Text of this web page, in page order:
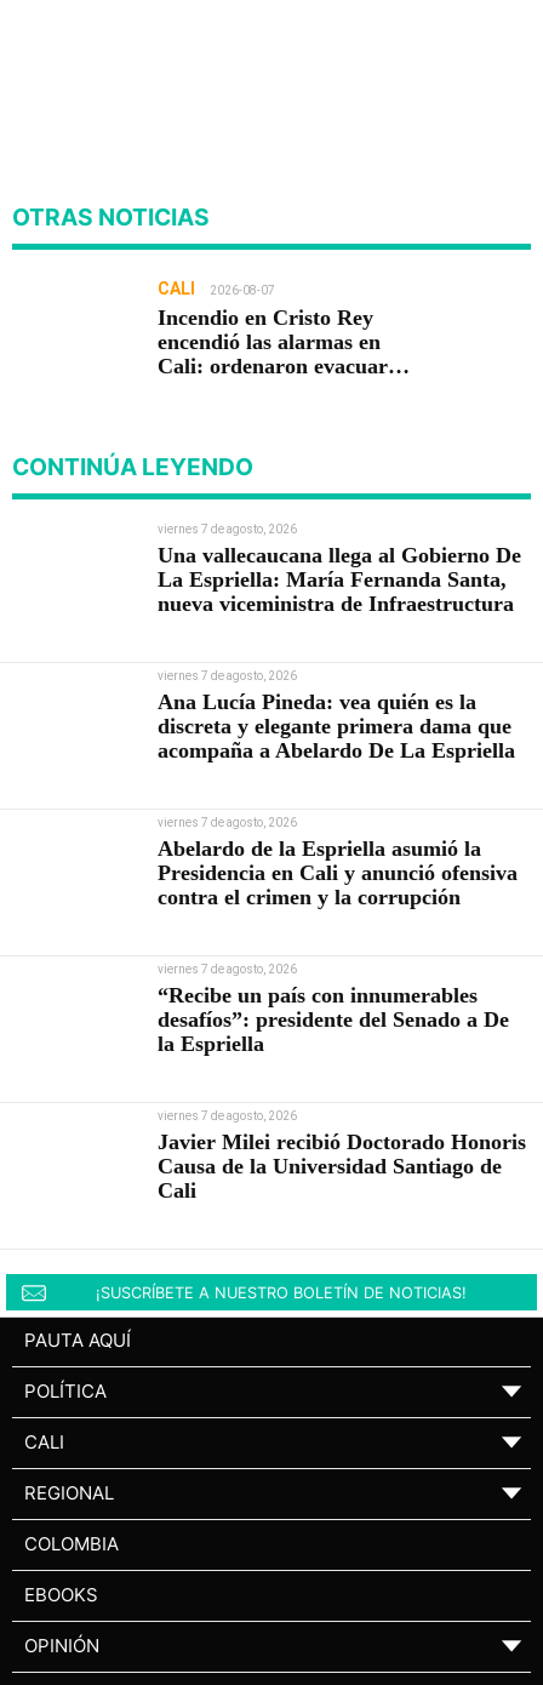
OTRAS NOTICIAS
CALI 2026-08-07
Incendio en Cristo Rey
encendió las alarmas en
Cali: ordenaron evacuar
CONTINÚA LEYENDO
viernes 7 de agosto, 2026
Una vallecaucana llega al Gobierno De
La Espriella: María Fernanda Santa,
nueva viceministra de Infraestructura
viernes 7 de agosto, 2026
Ana Lucía Pineda: vea quién es la
discreta y elegante primera dama que
acompaña a Abelardo De La Espriella
viernes 7 de agosto, 2026
Abelardo de la Espriella asumió la
Presidencia en Cali y anunció ofensiva
contra el crimen y la corrupción
viernes 7 de agosto, 2026
“Recibe un país con innumerables
desafíos”: presidente del Senado a De
la Espriella
viernes 7 de agosto, 2026
Javier Milei recibió Doctorado Honoris
Causa de la Universidad Santiago de
Cali
¡SUSCRÍBETE A NUESTRO BOLETÍN DE NOTICIAS!
PAUTA AQUÍ
POLÍTICA ▼
CALI ▼
REGIONAL ▼
COLOMBIA
EBOOKS
OPINIÓN ▼